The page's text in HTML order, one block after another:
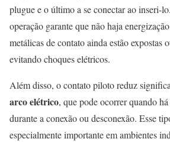
plugue e o último a se conectar ao inseri-
operação garante que não haja
metálicas de contato ainda estão expostas
evitando choques elétricos.
Além disso, o contato piloto reduz
arco elétrico, que pode ocorrer quando
durante a conexão ou desconexão. Esse
especialmente importante em ambientes